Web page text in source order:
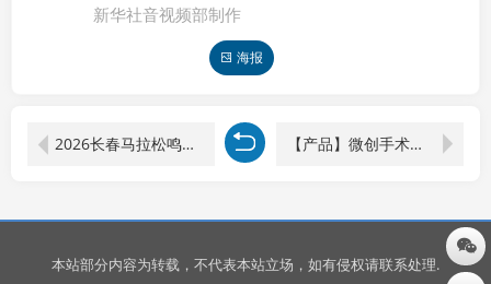
新华社音视频部制作
海报
2026长春马拉松鸣枪开跑 2万跑者挑战全马 【产品】微创手术新突破：IntraSense™压力传感器，让介入手术更精准、更安全
本站部分内容为转载，不代表本站立场，如有侵权请联系处理.